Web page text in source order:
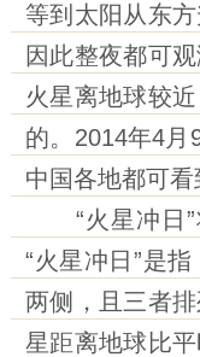
等到太阳从东
因此整夜都可
火星离地球较
的。2014年4月
中国各地都可看
“火星冲日”
“火星冲日”是
两侧，且三者
星距离地球比